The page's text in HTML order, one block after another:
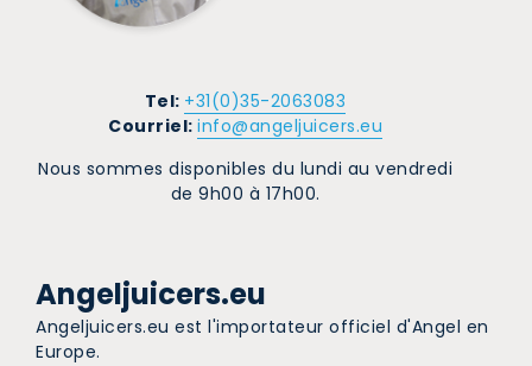
Tel: +31(0)35-2063083
Courriel: info@angeljuicers.eu
Nous sommes disponibles du lundi au vendredi
de 9h00 à 17h00.
Angeljuicers.eu
Angeljuicers.eu est l'importateur officiel d'Angel en
Europe.